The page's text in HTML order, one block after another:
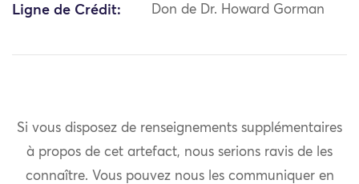
Ligne de Crédit: Don de Dr. Howard Gorman
Si vous disposez de renseignements supplémentaires
à propos de cet artefact, nous serions ravis de les
connaître. Vous pouvez nous les communiquer en